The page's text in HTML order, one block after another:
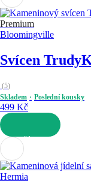
Premium
Bloomingville
Svícen Trudy
(5)
Skladem
Poslední kousky
499 Kč
DO KOŠÍKU
Hermia